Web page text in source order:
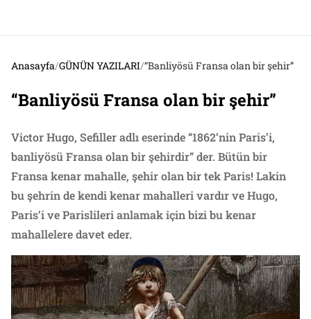
Anasayfa/GÜNÜN YAZILARI/“Banliyösü Fransa olan bir şehir”
“Banliyösü Fransa olan bir şehir”
Victor Hugo, Sefiller adlı eserinde “1862’nin Paris’i,
banliyösü Fransa olan bir şehirdir” der. Bütün bir
Fransa kenar mahalle, şehir olan bir tek Paris! Lakin
bu şehrin de kendi kenar mahalleri vardır ve Hugo,
Paris’i ve Parislileri anlamak için bizi bu kenar
mahallelere davet eder.